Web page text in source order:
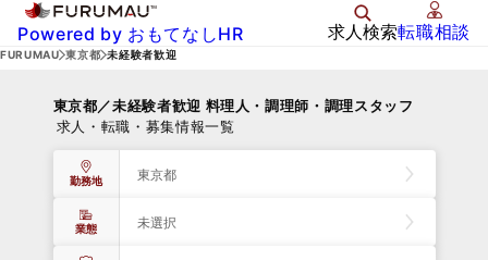
Powered by おもてなしHR 求人検索転職相談
FURUMAU 東京都 未経験者歓迎
東京都／未経験者歓迎 料理人・調理師・調理スタッフ
求人・転職・募集情報一覧
勤務地 東京都
業態 未選択